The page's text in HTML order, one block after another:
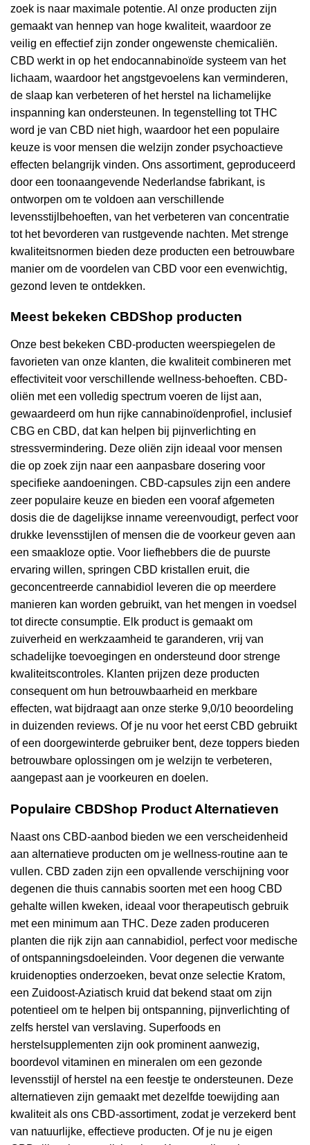
zoek is naar maximale potentie. Al onze producten zijn
gemaakt van hennep van hoge kwaliteit, waardoor ze
veilig en effectief zijn zonder ongewenste chemicaliën.
CBD werkt in op het endocannabinoïde systeem van het
lichaam, waardoor het angstgevoelens kan verminderen,
de slaap kan verbeteren of het herstel na lichamelijke
inspanning kan ondersteunen. In tegenstelling tot THC
word je van CBD niet high, waardoor het een populaire
keuze is voor mensen die welzijn zonder psychoactieve
effecten belangrijk vinden. Ons assortiment, geproduceerd
door een toonaangevende Nederlandse fabrikant, is
ontworpen om te voldoen aan verschillende
levensstijlbehoeften, van het verbeteren van concentratie
tot het bevorderen van rustgevende nachten. Met strenge
kwaliteitsnormen bieden deze producten een betrouwbare
manier om de voordelen van CBD voor een evenwichtig,
gezond leven te ontdekken.
Meest bekeken CBDShop producten
Onze best bekeken CBD-producten weerspiegelen de
favorieten van onze klanten, die kwaliteit combineren met
effectiviteit voor verschillende wellness-behoeften. CBD-
oliën met een volledig spectrum voeren de lijst aan,
gewaardeerd om hun rijke cannabinoïdenprofiel, inclusief
CBG en CBD, dat kan helpen bij pijnverlichting en
stressvermindering. Deze oliën zijn ideaal voor mensen
die op zoek zijn naar een aanpasbare dosering voor
specifieke aandoeningen. CBD-capsules zijn een andere
zeer populaire keuze en bieden een vooraf afgemeten
dosis die de dagelijkse inname vereenvoudigt, perfect voor
drukke levensstijlen of mensen die de voorkeur geven aan
een smaakloze optie. Voor liefhebbers die de puurste
ervaring willen, springen CBD kristallen eruit, die
geconcentreerde cannabidiol leveren die op meerdere
manieren kan worden gebruikt, van het mengen in voedsel
tot directe consumptie. Elk product is gemaakt om
zuiverheid en werkzaamheid te garanderen, vrij van
schadelijke toevoegingen en ondersteund door strenge
kwaliteitscontroles. Klanten prijzen deze producten
consequent om hun betrouwbaarheid en merkbare
effecten, wat bijdraagt aan onze sterke 9,0/10 beoordeling
in duizenden reviews. Of je nu voor het eerst CBD gebruikt
of een doorgewinterde gebruiker bent, deze toppers bieden
betrouwbare oplossingen om je welzijn te verbeteren,
aangepast aan je voorkeuren en doelen.
Populaire CBDShop Product Alternatieven
Naast ons CBD-aanbod bieden we een verscheidenheid
aan alternatieve producten om je wellness-routine aan te
vullen. CBD zaden zijn een opvallende verschijning voor
degenen die thuis cannabis soorten met een hoog CBD
gehalte willen kweken, ideaal voor therapeutisch gebruik
met een minimum aan THC. Deze zaden produceren
planten die rijk zijn aan cannabidiol, perfect voor medische
of ontspanningsdoeleinden. Voor degenen die verwante
kruidenopties onderzoeken, bevat onze selectie Kratom,
een Zuidoost-Aziatisch kruid dat bekend staat om zijn
potentieel om te helpen bij ontspanning, pijnverlichting of
zelfs herstel van verslaving. Superfoods en
herstelsupplementen zijn ook prominent aanwezig,
boordevol vitaminen en mineralen om een gezonde
levensstijl of herstel na een feestje te ondersteunen. Deze
alternatieven zijn gemaakt met dezelfde toewijding aan
kwaliteit als ons CBD-assortiment, zodat je verzekerd bent
van natuurlijke, effectieve producten. Of je nu je eigen